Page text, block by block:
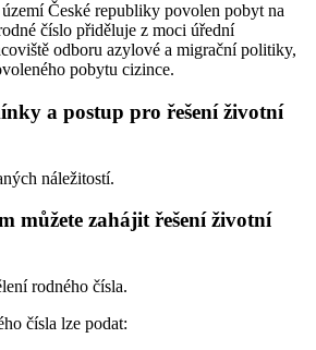
České republiky povolen pobyt na
číslo přiděluje z moci úřední
odboru azylové a migrační politiky,
pobytu cizince.
a postup pro řešení životní
náležitostí.
můžete zahájit řešení životní
rodného čísla.
čísla lze podat: